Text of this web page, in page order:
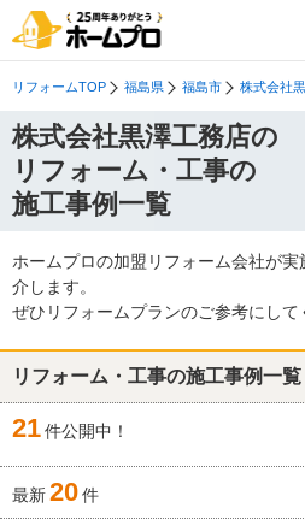
リフォームTOP 福島県 福島市 株式会社
株式会社黒澤工務店の
リフォーム・工事の
施工事例一覧
ホームプロの加盟リフォーム会社が
介します。
ぜひリフォームプランのご参考にして
リフォーム・工事の施工事例一覧
21件公開中！
最新20件